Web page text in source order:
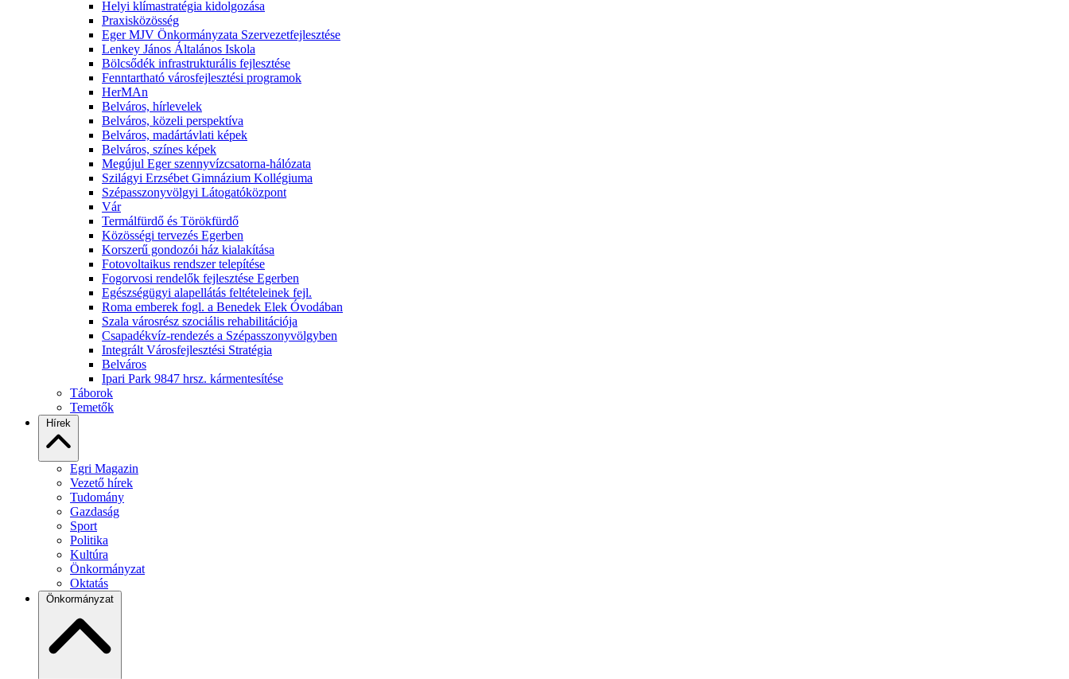
Helyi klímastratégia kidolgozása
Praxisközösség
Eger MJV Önkormányzata Szervezetfejlesztése
Lenkey János Általános Iskola
Bölcsődék infrastrukturális fejlesztése
Fenntartható városfejlesztési programok
HerMAn
Belváros, hírlevelek
Belváros, közeli perspektíva
Belváros, madártávlati képek
Belváros, színes képek
Megújul Eger szennyvízcsatorna-hálózata
Szilágyi Erzsébet Gimnázium Kollégiuma
Szépasszonyvölgyi Látogatóközpont
Vár
Termálfürdő és Törökfürdő
Közösségi tervezés Egerben
Korszerű gondozói ház kialakítása
Fotovoltaikus rendszer telepítése
Fogorvosi rendelők fejlesztése Egerben
Egészségügyi alapellátás feltételeinek fejl.
Roma emberek fogl. a Benedek Elek Óvodában
Szala városrész szociális rehabilitációja
Csapadékvíz-rendezés a Szépasszonyvölgyben
Integrált Városfejlesztési Stratégia
Belváros
Ipari Park 9847 hrsz. kármentesítése
Táborok
Temetők
Hírek
Egri Magazin
Vezető hírek
Tudomány
Gazdaság
Sport
Politika
Kultúra
Önkormányzat
Oktatás
Önkormányzat